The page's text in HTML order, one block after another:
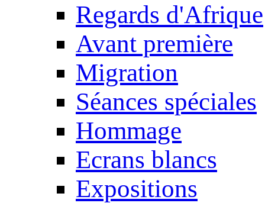
Regards d'Afrique
Avant première
Migration
Séances spéciales
Hommage
Ecrans blancs
Expositions